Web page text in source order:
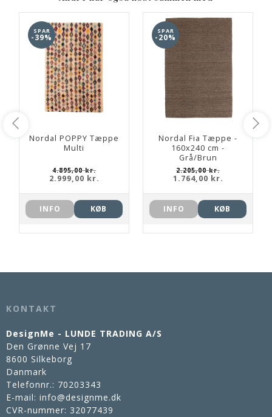
SPAR
-39%
Nordal POPPY Tæppe
Multi
4.895,00 kr.
2.999,00 kr.
INFO KØB
SPAR
-20%
Nordal Fia Tæppe -
160x240 cm -
Grå/Brun
2.205,00 kr.
1.764,00 kr.
INFO KØB
KONTAKT
DesignMe - LUNDE TRADING A/S
Den Grønne Vej 17
8600 Silkeborg
Danmark
Telefonnr.: 70203343
E-mail: info@designme.dk
CVR-nummer: 32077439